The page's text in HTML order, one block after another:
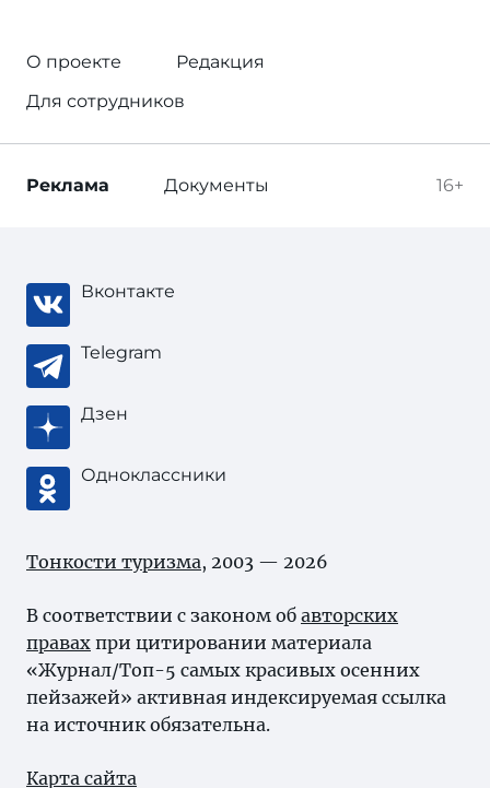
О проекте
Редакция
Для сотрудников
16+
Реклама Документы
Вконтакте
Telegram
Дзен
Одноклассники
Тонкости туризма, 2003 — 2026
В соответствии с законом об авторских
правах при цитировании материала
«Журнал/Топ-5 самых красивых осенних
пейзажей» активная индексируемая ссылка
на источник обязательна.
Карта сайта